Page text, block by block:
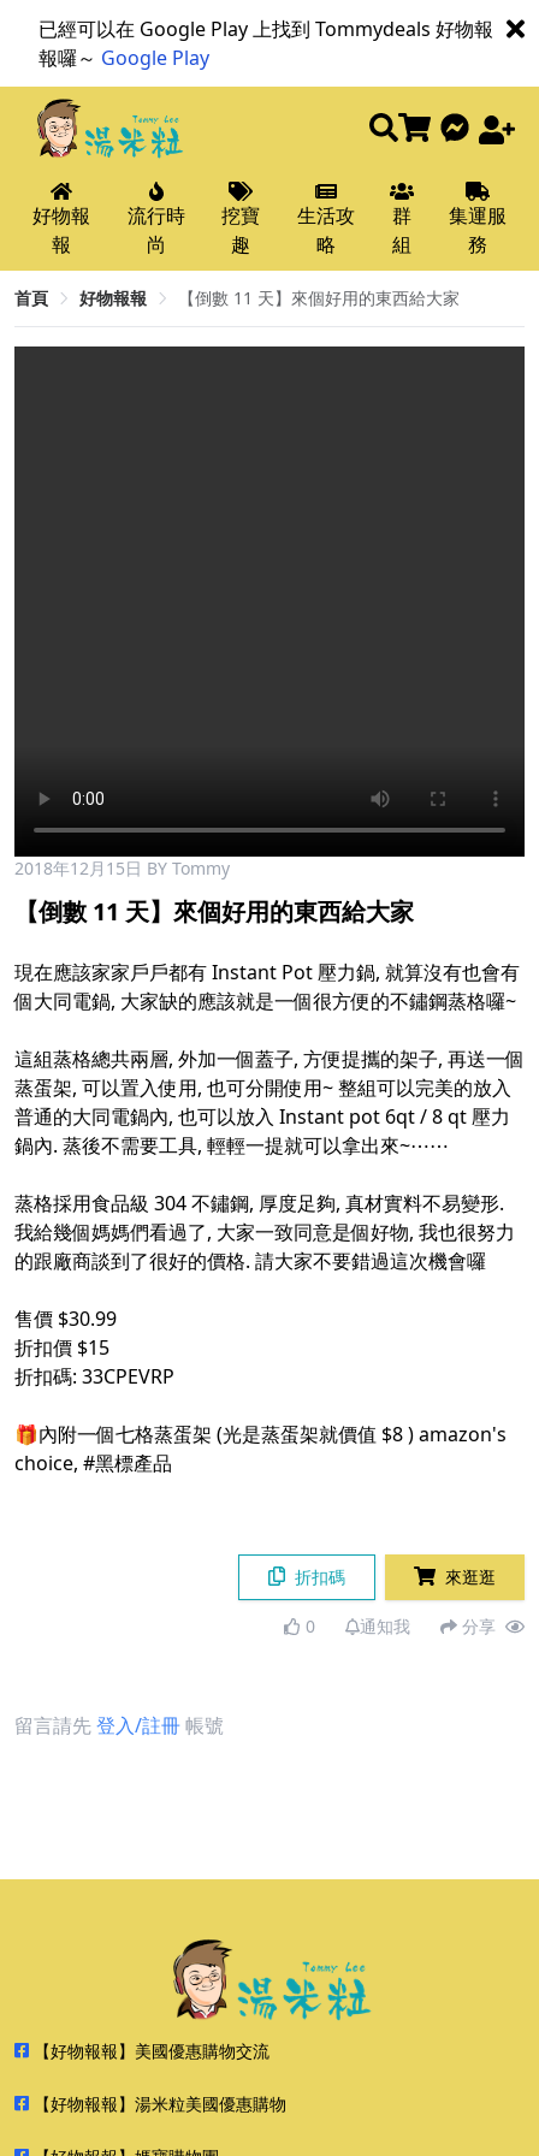
已經可以在 Google Play 上找到 Tommydeals 好物報
報囉～ Google Play
好物報
報
流行時
尚
挖寶
趣
生活攻
略
群
組
集運服
務
首頁 好物報報 【倒數 11 天】來個好用的東西給大家
2018年12月15日 BY Tommy
【倒數 11 天】來個好用的東西給大家
現在應該家家戶戶都有 Instant Pot 壓力鍋, 就算沒有也會有
個大同電鍋, 大家缺的應該就是一個很方便的不鏽鋼蒸格囉~
這組蒸格總共兩層, 外加一個蓋子, 方便提攜的架子, 再送一個
蒸蛋架, 可以置入使用, 也可分開使用~ 整組可以完美的放入
普通的大同電鍋內, 也可以放入 Instant pot 6qt / 8 qt 壓力
鍋內. 蒸後不需要工具, 輕輕一提就可以拿出來~⋯⋯
蒸格採用食品級 304 不鏽鋼, 厚度足夠, 真材實料不易變形.
我給幾個媽媽們看過了, 大家一致同意是個好物, 我也很努力
的跟廠商談到了很好的價格. 請大家不要錯過這次機會囉
售價 $30.99
折扣價 $15
折扣碼: 33CPEVRP
🎁內附一個七格蒸蛋架 (光是蒸蛋架就價值 $8 ) amazon's
choice, #黑標產品
折扣碼 來逛逛
0 通知我 分享
留言請先登入/註冊帳號
【好物報報】美國優惠購物交流
【好物報報】湯米粒美國優惠購物